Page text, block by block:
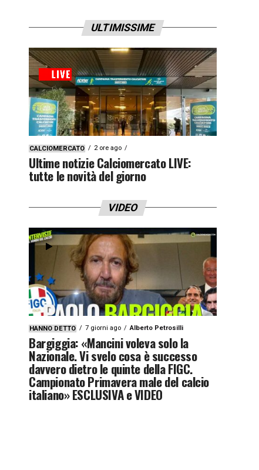
ULTIMISSIME
CALCIOMERCATO 2 ore ago
Ultime notizie Calciomercato LIVE:
tutte le novità del giorno
VIDEO
HANNO DETTO 7 giorni ago Alberto Petrosilli
Bargiggia: «Mancini voleva solo la
Nazionale. Vi svelo cosa è successo
davvero dietro le quinte della FIGC.
Campionato Primavera male del calcio
italiano» ESCLUSIVA e VIDEO